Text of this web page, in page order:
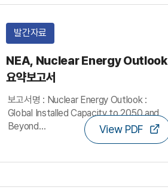
발간자료
NEA, Nuclear Energy Outlook
요약보고서
보고서명 : Nuclear Energy Outlook :
Global Installed Capacity to 2050 and
Beyond
발간기관 : OECD/NEA
View PDF